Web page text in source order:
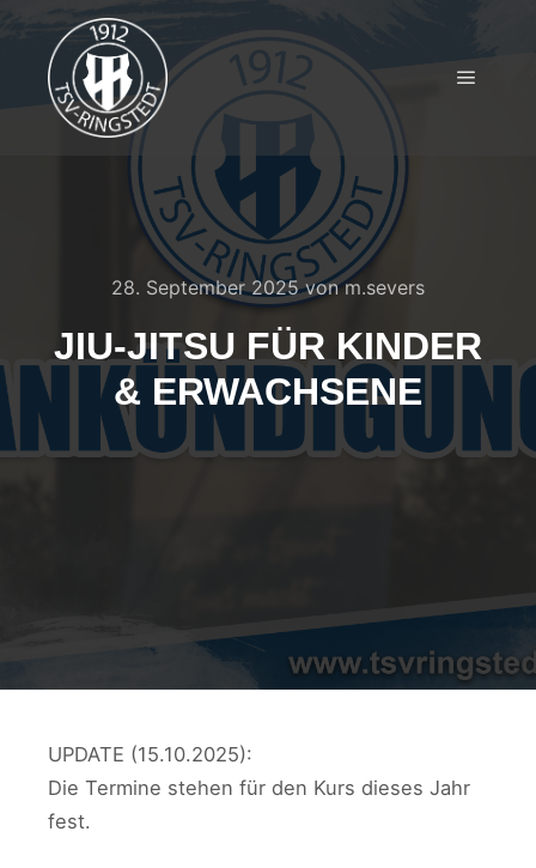
28. September 2025vonm.severs
JIU-JITSU FÜR KINDER
& ERWACHSENE
UPDATE (15.10.2025):
Die Termine stehen für den Kurs dieses Jahr
fest.